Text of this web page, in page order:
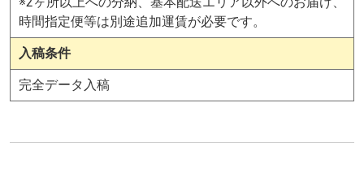
時間指定便等は別途追加運賃が必要です。
入稿条件
完全データ入稿